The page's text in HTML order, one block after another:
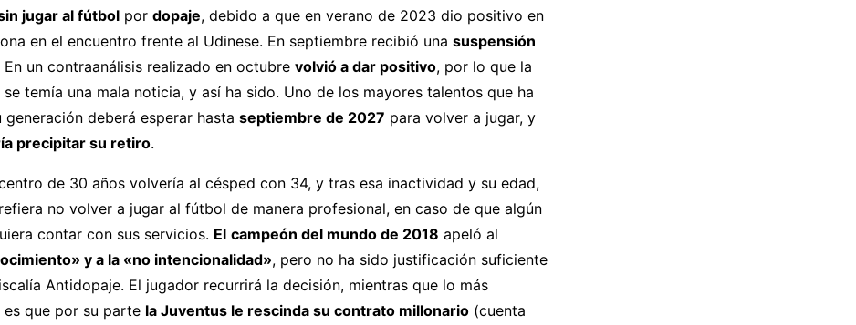
jugar al fútbol por dopaje, debido a que en verano de 2023 dio positivo en
en el encuentro frente al Udinese. En septiembre recibió una suspensión
En un contraanálisis realizado en octubre volvió a dar positivo, por lo que la
se temía una mala noticia, y así ha sido. Uno de los mayores talentos que ha
generación deberá esperar hasta septiembre de 2027 para volver a jugar, y
precipitar su retiro.
de 30 años volvería al césped con 34, y tras esa inactividad y su edad,
no volver a jugar al fútbol de manera profesional, en caso de que algún
contar con sus servicios. El campeón del mundo de 2018 apeló al
y a la «no intencionalidad», pero no ha sido justificación suficiente
Antidopaje. El jugador recurrirá la decisión, mientras que lo más
es que por su parte la Juventus le rescinda su contrato millonario (cuenta